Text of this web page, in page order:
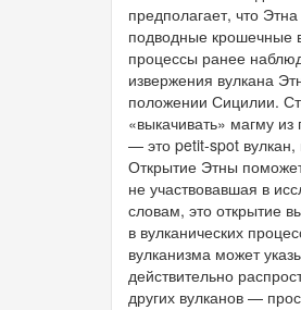
предполагает, что
подводные крошечные
процессы ранее
извержения вулкана
положении Сицилии.
«выкачивать» магму
— это petit-spot вулкан,
Открытие Этны
не участвовавшая в
словам, это открытие
в вулканических
вулканизма может
действительно
других вулканов —